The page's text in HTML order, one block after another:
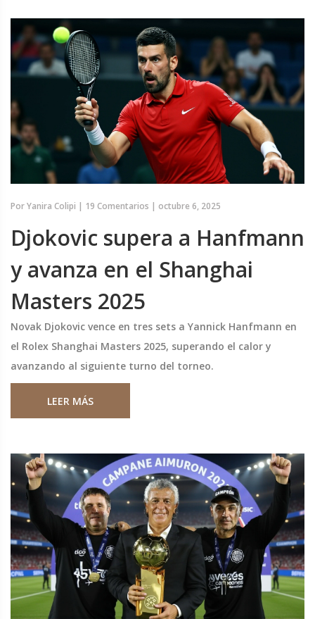
PorYanira Colipi | 19 Comentarios | octubre 6, 2025
Djokovic supera a Hanfmann
y avanza en el Shanghai
Masters 2025
Novak Djokovic vence en tres sets a Yannick Hanfmann en
el Rolex Shanghai Masters 2025, superando el calor y
avanzando al siguiente turno del torneo.
LEER MÁS